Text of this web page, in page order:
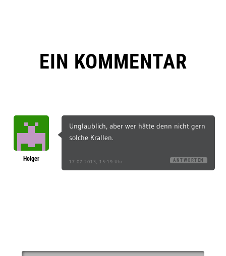
EIN KOMMENTAR
Holger
Unglaublich, aber wer hätte denn nicht gern
solche Krallen.
17.07.2013, 15:19 Uhr ANTWORTEN